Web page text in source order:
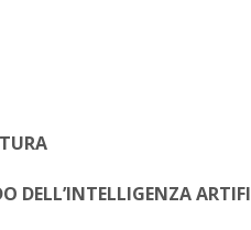
DELL’INTELLIGENZA